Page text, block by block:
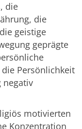
die
die
geistige
geprägte
Persönlichkeit
negativ
motivierten
Konzentration